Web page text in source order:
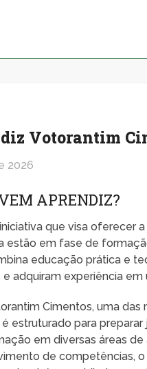
Votorantim
2026
APRENDIZ?
que visa oferecer
estão em fase de
educação prática e
adquiram experiência
Cimentos, uma
estruturado para
em diversas áreas
de competências,